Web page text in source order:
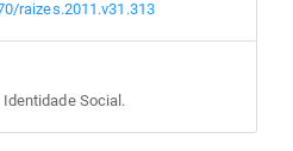
raizes.2011.v31.313
Social.